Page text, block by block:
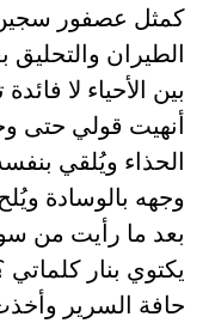
كمثل عصفور
الطيران والتحليق
بين الأحياء لا
أنهيت قولي حتى
الحذاء ويُلقي
وجهه بالوسادة
بعد ما رأيت من
يكتوي بنار
حافة السرير